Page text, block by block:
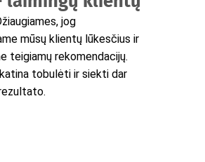
Džiaugiames, jog
mūsų klientų lūkesčius ir
teigiamų rekomendacijų.
tobulėti ir siekti dar